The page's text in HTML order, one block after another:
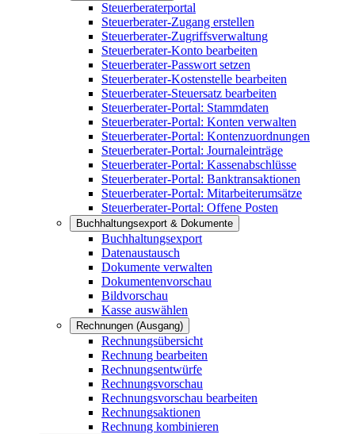
Steuerberaterportal
Steuerberater-Zugang erstellen
Steuerberater-Zugriffsverwaltung
Steuerberater-Konto bearbeiten
Steuerberater-Passwort setzen
Steuerberater-Kostenstelle bearbeiten
Steuerberater-Steuersatz bearbeiten
Steuerberater-Portal: Stammdaten
Steuerberater-Portal: Konten verwalten
Steuerberater-Portal: Kontenzuordnungen
Steuerberater-Portal: Journaleinträge
Steuerberater-Portal: Kassenabschlüsse
Steuerberater-Portal: Banktransaktionen
Steuerberater-Portal: Mitarbeiterumsätze
Steuerberater-Portal: Offene Posten
Buchhaltungsexport & Dokumente
Buchhaltungsexport
Datenaustausch
Dokumente verwalten
Dokumentenvorschau
Bildvorschau
Kasse auswählen
Rechnungen (Ausgang)
Rechnungsübersicht
Rechnung bearbeiten
Rechnungsentwürfe
Rechnungsvorschau
Rechnungsvorschau bearbeiten
Rechnungsaktionen
Rechnung kombinieren